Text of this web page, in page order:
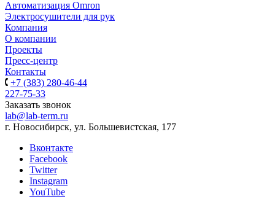
Автоматизация Omron
Электросушители для рук
Компания
О компании
Проекты
Пресс-центр
Контакты
+7 (383) 280-46-44
227-75-33
Заказать звонок
lab@lab-term.ru
г. Новосибирск, ул. Большевистская, 177
Вконтакте
Facebook
Twitter
Instagram
YouTube